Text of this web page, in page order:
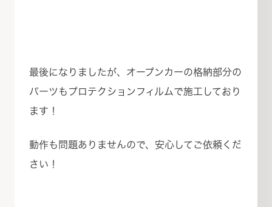
最後になりましたが、オープンカーの格納部分の
パーツもプロテクションフィルムで施工しており
ます！
動作も問題ありませんので、安心してご依頼くだ
さい！